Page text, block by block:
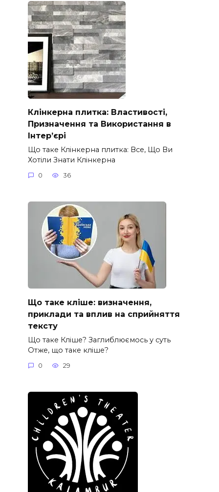
Клінкерна плитка: Властивості,
Призначення та Використання в
Інтер’єрі
Що таке Клінкерна плитка: Все, Що Ви
Хотіли Знати Клінкерна
0 36
Що таке кліше: визначення,
приклади та вплив на сприйняття
тексту
Що таке Кліше? Заглиблюємось у суть
Отже, що таке кліше?
0 29